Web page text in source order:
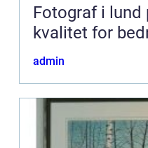
Fotograf i lund profesjonell
kvalitet for
admin